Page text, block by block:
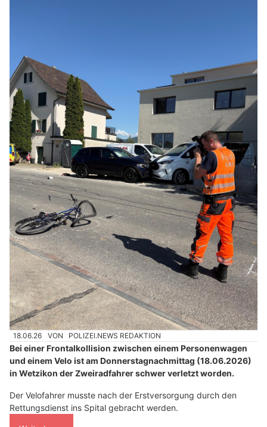
18.06.26 VON POLIZEI.NEWS REDAKTION
Bei einer Frontalkollision zwischen einem Personenwagen
und einem Velo ist am Donnerstagnachmittag (18.06.2026)
in Wetzikon der Zweiradfahrer schwer verletzt worden.
Der Velofahrer musste nach der Erstversorgung durch den
Rettungsdienst ins Spital gebracht werden.